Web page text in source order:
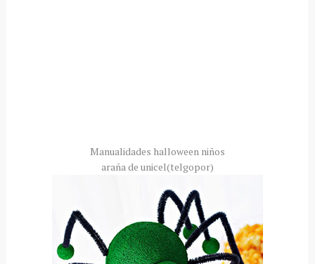
Manualidades halloween niños
araña de unicel(telgopor)